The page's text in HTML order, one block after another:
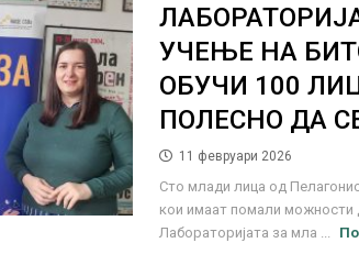
УЧЕЊЕ НА
ОБУЧИ 100
ПОЛЕСНО ДА
11 февруари 2026
Сто млади лица од
кои имаат помали можности
Лабораторијата за мла ...